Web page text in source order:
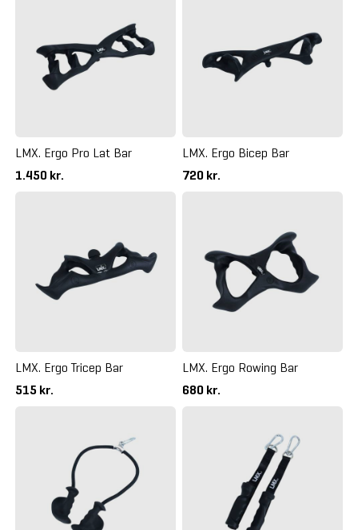
LMX. Ergo Pro Lat Bar
1.450 kr.
LMX. Ergo Bicep Bar
720 kr.
LMX. Ergo Tricep Bar
515 kr.
LMX. Ergo Rowing Bar
680 kr.